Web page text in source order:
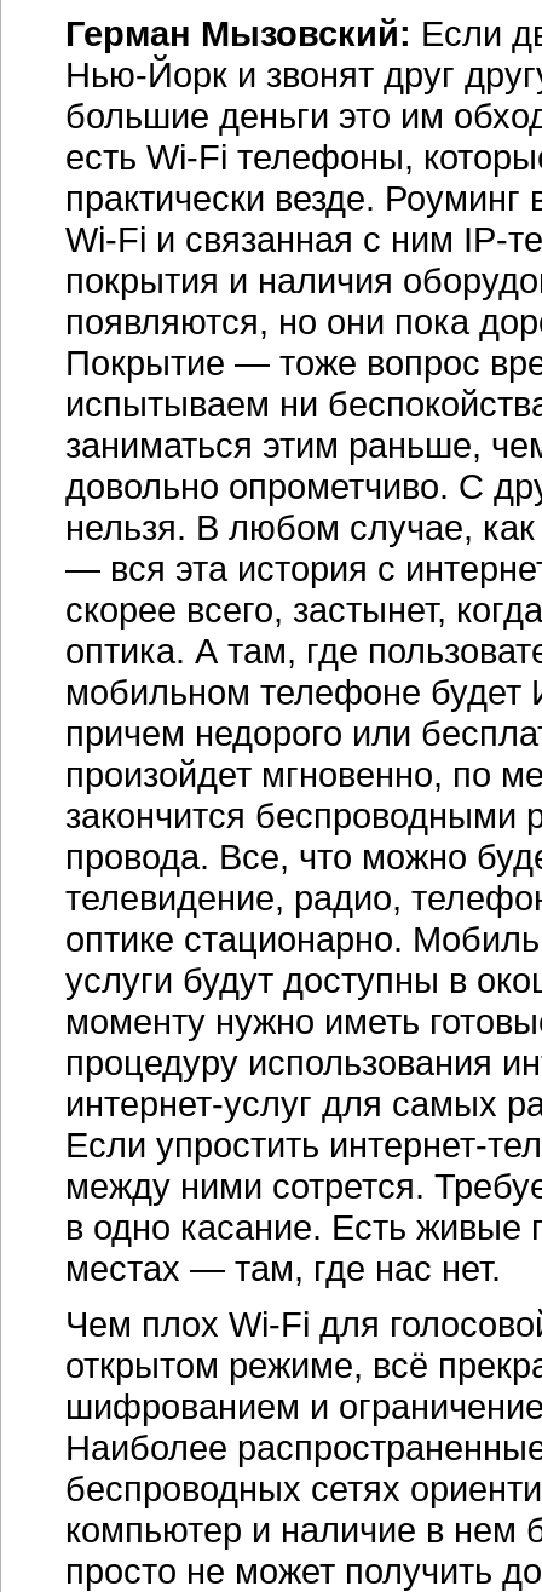
Герман Мызовский: Если
Нью-Йорк и звонят друг
большие деньги это им
есть Wi-Fi телефоны,
практически везде.
Wi-Fi и связанная с ним IP-
покрытия и наличия
появляются, но они пока
Покрытие — тоже вопрос
испытываем ни
заниматься этим раньше,
довольно опрометчиво. С
нельзя. В любом случае,
— вся эта история с
скорее всего, застынет,
оптика. А там, где
мобильном телефоне будет
причем недорого или
произойдет мгновенно, по
закончится
провода. Все, что можно
телевидение, радио,
оптике стационарно.
услуги будут доступны в
моменту нужно иметь
процедуру использования
интернет-услуг для самых
Если упростить интернет-
между ними сотрется.
в одно касание. Есть живые
местах — там, где нас нет.
Чем плох Wi-Fi для
открытом режиме, всё
шифрованием и
Наиболее
беспроводных сетях
компьютер и наличие в нем
просто не может получить